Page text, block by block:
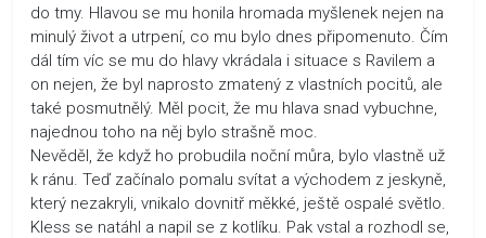
do tmy. Hlavou se mu honila hromada myšlenek nejen na
minulý život a utrpení, co mu bylo dnes připomenuto. Čím
dál tím víc se mu do hlavy vkrádala i situace s Ravilem a
on nejen, že byl naprosto zmatený z vlastních pocitů, ale
také posmutnělý. Měl pocit, že mu hlava snad vybuchne,
najednou toho na něj bylo strašně moc.
Nevěděl, že když ho probudila noční můra, bylo vlastně už
k ránu. Teď začínalo pomalu svítat a východem z jeskyně,
který nezakryli, vnikalo dovnitř měkké, ještě ospalé světlo.
Kless se natáhl a napil se z kotlíku. Pak vstal a rozhodl se,